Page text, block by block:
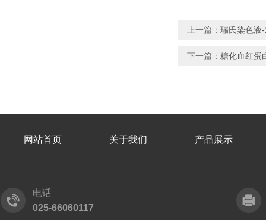
上一篇： 瑞氏染色液
下一篇： 糖化血红蛋
网站首页 关于我们 产品展示
电话
025-66060117